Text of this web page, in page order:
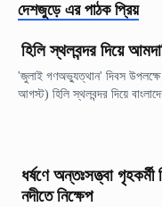
দেশজুড়ে এর পাঠক প্রিয়
হিলি স্থলবন্দর দিয়ে
'জুলাই গণঅভ্যুত্থান' দিবস
আগস্ট) হিলি স্থলবন্দর দিয়ে
ধর্ষণে অন্তঃসত্ত্বা
নদীতে নিক্ষেপ